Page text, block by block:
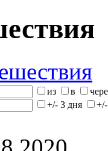
из в
+/- 3 дня